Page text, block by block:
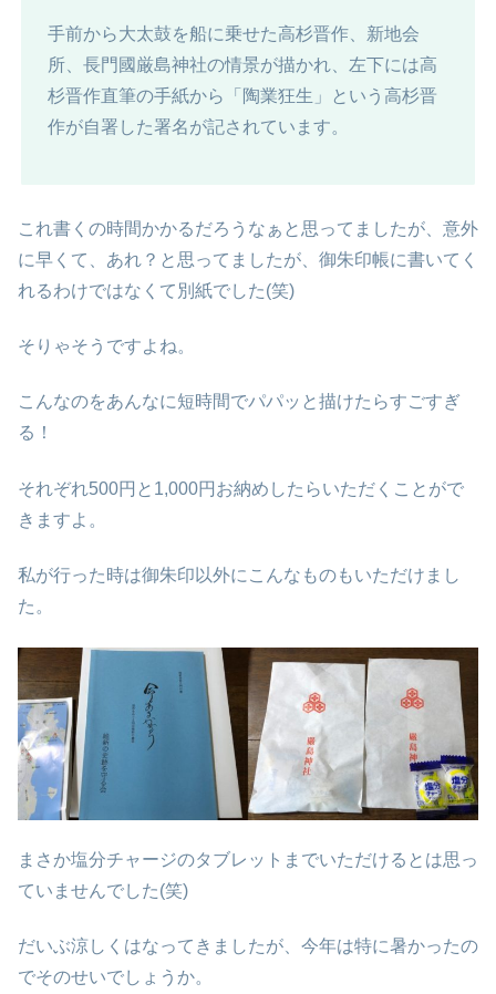
手前から大太鼓を船に乗せた高杉晋作、新地会
所、長門國厳島神社の情景が描かれ、左下には高
杉晋作直筆の手紙から「陶業狂生」という高杉晋
作が自署した署名が記されています。
これ書くの時間かかるだろうなぁと思ってましたが、意外
に早くて、あれ？と思ってましたが、御朱印帳に書いてく
れるわけではなくて別紙でした(笑)
そりゃそうですよね。
こんなのをあんなに短時間でパパッと描けたらすごすぎ
る！
それぞれ500円と1,000円お納めしたらいただくことがで
きますよ。
私が行った時は御朱印以外にこんなものもいただけまし
た。
まさか塩分チャージのタブレットまでいただけるとは思っ
ていませんでした(笑)
だいぶ涼しくはなってきましたが、今年は特に暑かったの
でそのせいでしょうか。